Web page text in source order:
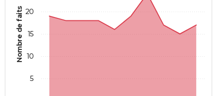
Nombre de faits
5
10
15
20